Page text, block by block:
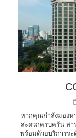
หากคุณกำลังมองห
สะดวกครบครัน สา
พร้อมด้วยบริการระ